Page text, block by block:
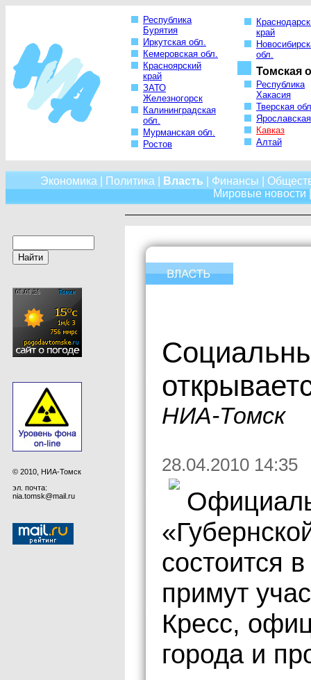
Республика
Бурятия
Иркутская обл.
Кемеровская обл.
Красноярский
край
ЗАТО
Железногорск
Калининградская
обл.
Мурманская обл.
Ростов
край
обл.
Томская
Республика
Хакасия
Тверская
Кавказ
Алтай
Экономика Политика Власть Финансы
Мировые новости
© 2010, НИА-Томск
эл. почта:
nia.tomsk@mail.ru
НИА-Томск
28.04.2010 14:35
состоится
примут
Кресс,
города и